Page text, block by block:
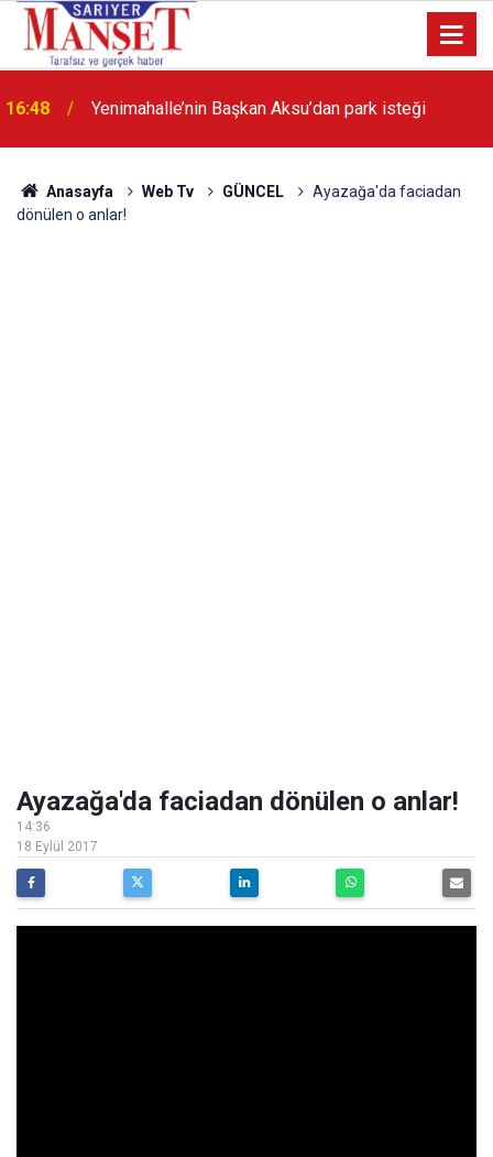
16:48 Yenimahalle’nin Başkan Aksu’dan park isteği
Anasayfa Web Tv GÜNCEL
Ayazağa'da faciadan
dönülen o anlar!
Ayazağa'da faciadan dönülen o anlar!
14:36
18 Eylül 2017